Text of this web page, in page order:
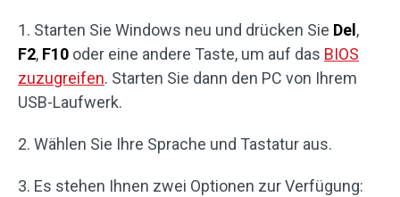
1. Starten Sie Windows neu und drücken Sie Del ,
F2, F10 oder eine andere Taste, um auf das BIOS
zuzugreifen. Starten Sie dann den PC von Ihrem
USB-Laufwerk.
2. Wählen Sie Ihre Sprache und Tastatur aus.
3. Es stehen Ihnen zwei Optionen zur Verfügung: